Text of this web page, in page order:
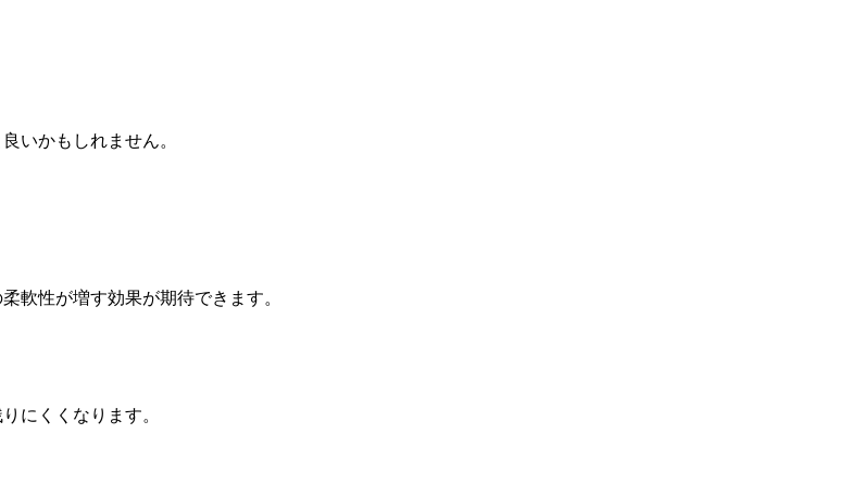
いかもしれません。
軟性が増す効果が期待できます。
にくくなります。